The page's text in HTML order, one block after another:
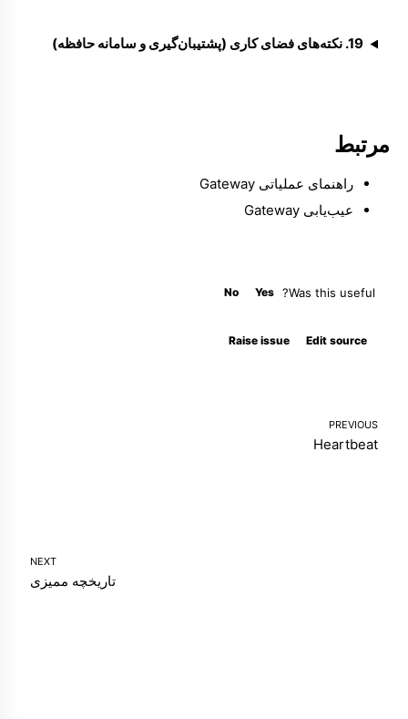
19. نکته‌های فضای کاری (پشتیبان‌گیری و سامانه حافظه)
مرتبط
راهنمای عملیاتی Gateway
عیب‌یابی Gateway
Was this useful?
Yes
No
Edit source
Raise issue
PREVIOUS
Heartbeat
NEXT
تاریخچه ممیزی